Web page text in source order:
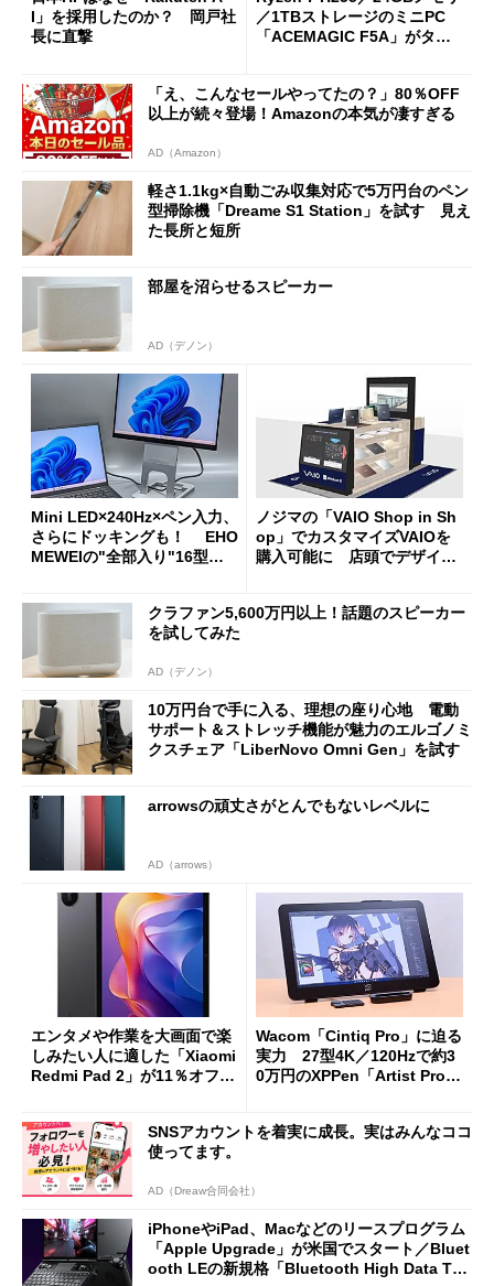
I」を採用したのか？ 岡戸社
長に直撃
／1TBストレージのミニPC
「ACEMAGIC F5A」がタイ
「え、こんなセールやってたの？」80％OFF
以上が続々登場！Amazonの本気が凄すぎる
AD（Amazon）
軽さ1.1kg×自動ごみ収集対応で5万円台のペン
型掃除機「Dreame S1 Station」を試す 見え
た長所と短所
部屋を沼らせるスピーカー
AD（デノン）
Mini LED×240Hz×ペン入力、
さらにドッキングも！ EHO
MEWEIの"全部入り"16型モ
ノジマの「VAIO Shop in Sh
op」でカスタマイズVAIOを
購入可能に 店頭でデザイン
クラファン5,600万円以上！話題のスピーカー
を試してみた
AD（デノン）
10万円台で手に入る、理想の座り心地 電動
サポート＆ストレッチ機能が魅力のエルゴノミ
クスチェア「LiberNovo Omni Gen」を試す
arrowsの頑丈さがとんでもないレベルに
AD（arrows）
エンタメや作業を大画面で楽
しみたい人に適した「Xiaomi
Redmi Pad 2」が11％オフの
Wacom「Cintiq Pro」に迫る
実力 27型4K／120Hzで約3
0万円のXPPen「Artist Pro 2
SNSアカウントを着実に成長。実はみんなココ
使ってます。
AD（Dreaw合同会社）
iPhoneやiPad、Macなどのリースプログラム
「Apple Upgrade」が米国でスタート／Bluet
ooth LEの新規格「Bluetooth High Data Thr